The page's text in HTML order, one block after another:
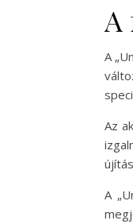
A
A
Az
A